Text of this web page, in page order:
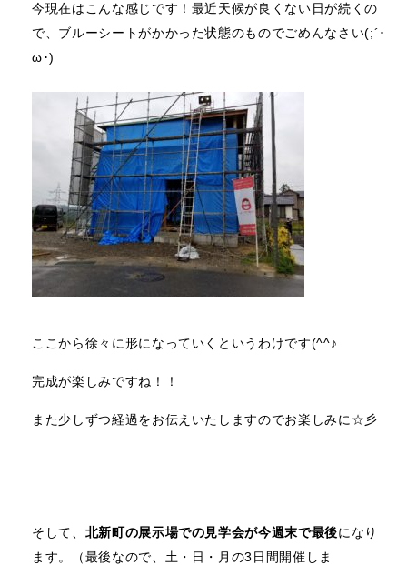
今現在はこんな感じです！最近天候が良くない日が続くの
で、ブルーシートがかかった状態のものでごめんなさい(;´･
ω･)
ここから徐々に形になっていくというわけです(^^♪
完成が楽しみですね！！
また少しずつ経過をお伝えいたしますのでお楽しみに☆彡
そして、 北新町の展示場での見学会が今週末で最後になり
ます。（最後なので、土・日・月の3日間開催しま